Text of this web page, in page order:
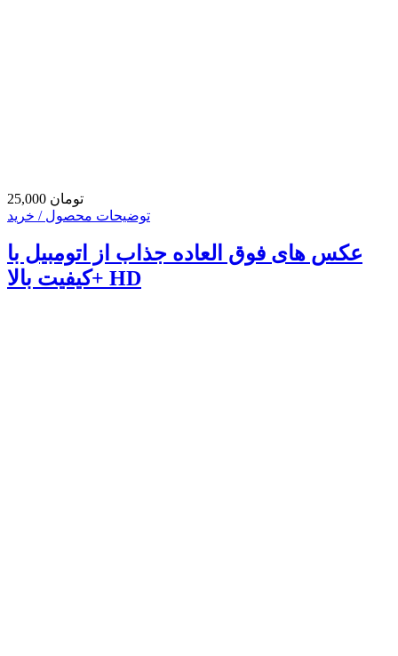
25,000 تومان
توضیحات محصول / خرید
عکس های فوق العاده جذاب از اتومبیل با
کیفیت بالا+ HD